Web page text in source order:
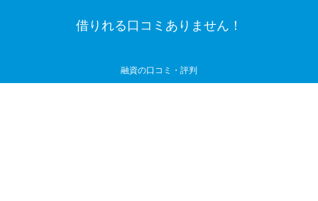
借りれる口コミありません！
融資の口コミ・評判